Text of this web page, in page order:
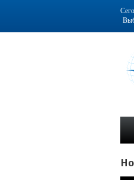
Информационно-аналитическое